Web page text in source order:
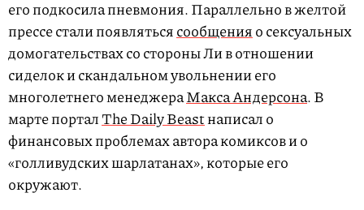
его подкосила пневмония. Параллельно в желтой
прессе стали появлятьсясообщенияо сексуальных
домогательствах со стороны Ли в отношении
сиделок и скандальном увольнении его
многолетнего менеджераМакса Андерсона. В
марте порталThe Daily Beastнаписал о
финансовых проблемах автора комиксов и о
«голливудских шарлатанах», которые его
окружают.